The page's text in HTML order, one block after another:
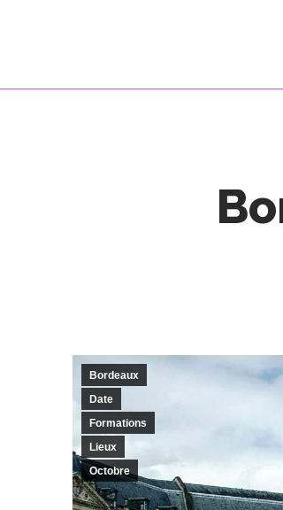
Bordeaux
Date
Formations
Lieux
Octobre